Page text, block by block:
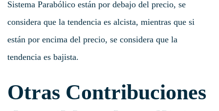
Sistema Parabólico están por debajo del precio, se
considera que la tendencia es alcista, mientras que si
están por encima del precio, se considera que la
tendencia es bajista.
Otras Contribuciones